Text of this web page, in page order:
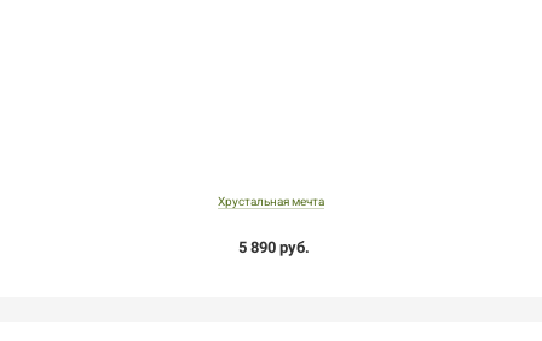
Хрустальная мечта
5 890 руб.